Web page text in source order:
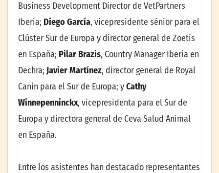
Business Development Director de VetPartners
Iberia; Diego García, vicepresidente sénior para el
Clúster Sur de Europa y director general de Zoetis
en España; Pilar Brazis, Country Manager Iberia en
Dechra; Javier Martínez, director general de Royal
Canin para el Sur de Europa; yCathy
Winnepenninckx, vicepresidenta para el Sur de
Europa y directora general de Ceva Salud Animal
en España.
Entre los asistentes han destacado representantes